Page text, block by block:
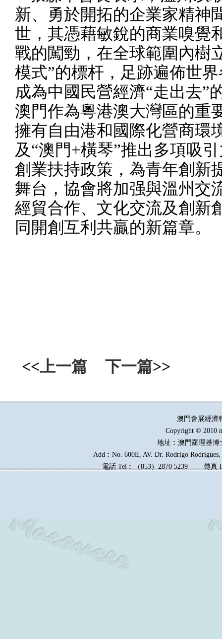
新、勇於開拓的企業家精神
世，其憑藉敏銳的商業嗅覺
戰的闖勁，在全球範圍內樹
模式”的標杆，足跡遍佈世
成為中國民營經濟“走出去”
澳門作為粵港澳大灣區的重
擁有自由港和國際化營商環
及“澳門+橫琴”推出多項吸
創業扶持政策，為青年創新
舞台，協會將加强與溫州交
經貿合作、文化交流及創新
同開創互利共贏的新篇章。
<<上一篇 下一篇>>
澳門會展經
Copyright © 2010
地址︰澳門羅理基博
Add︰No. 600E, AV. Dr. Rodrigo
電話 Tel︰（853）2870 5239傳真